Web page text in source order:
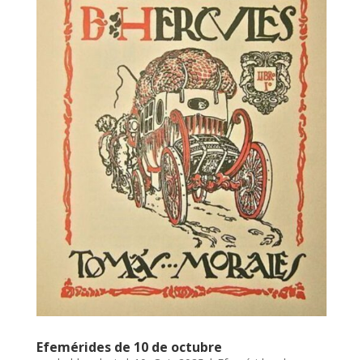
Efemérides de 10 de octubre